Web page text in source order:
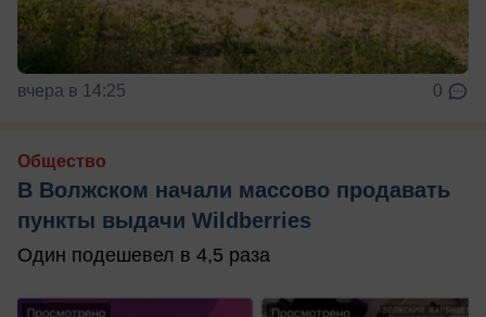
вчера в 14:25 0
Общество
В Волжском начали массово продавать
пункты выдачи Wildberries
Один подешевел в 4,5 раза